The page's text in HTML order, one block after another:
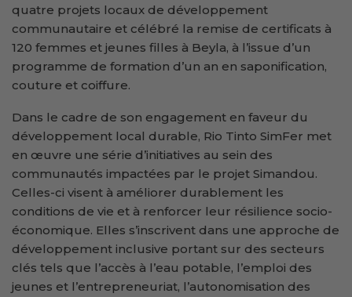
quatre projets locaux de développement
communautaire et célébré la remise de certificats à
120 femmes et jeunes filles à Beyla, à l’issue d’un
programme de formation d’un an en saponification,
couture et coiffure.
Dans le cadre de son engagement en faveur du
développement local durable, Rio Tinto SimFer met
en œuvre une série d’initiatives au sein des
communautés impactées par le projet Simandou.
Celles-ci visent à améliorer durablement les
conditions de vie et à renforcer leur résilience socio-
économique. Elles s’inscrivent dans une approche de
développement inclusive portant sur des secteurs
clés tels que l’accès à l’eau potable, l’emploi des
jeunes et l’entrepreneuriat, l’autonomisation des